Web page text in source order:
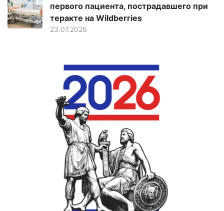
первого пациента, пострадавшего при
теракте на Wildberries
23.07.2026